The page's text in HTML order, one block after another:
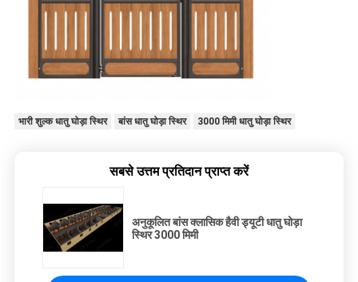
भारी शुल्क धातु घोड़ा स्थिर बांस धातु घोड़ा स्थिर 3000 मिमी धातु घोड़ा स्थिर
सबसे उत्तम प्रतिदान प्राप्त करें
अनुकूलित बांस क्लासिक हैवी ड्यूटी धातु घोड़ा
स्थिर 3000 मिमी